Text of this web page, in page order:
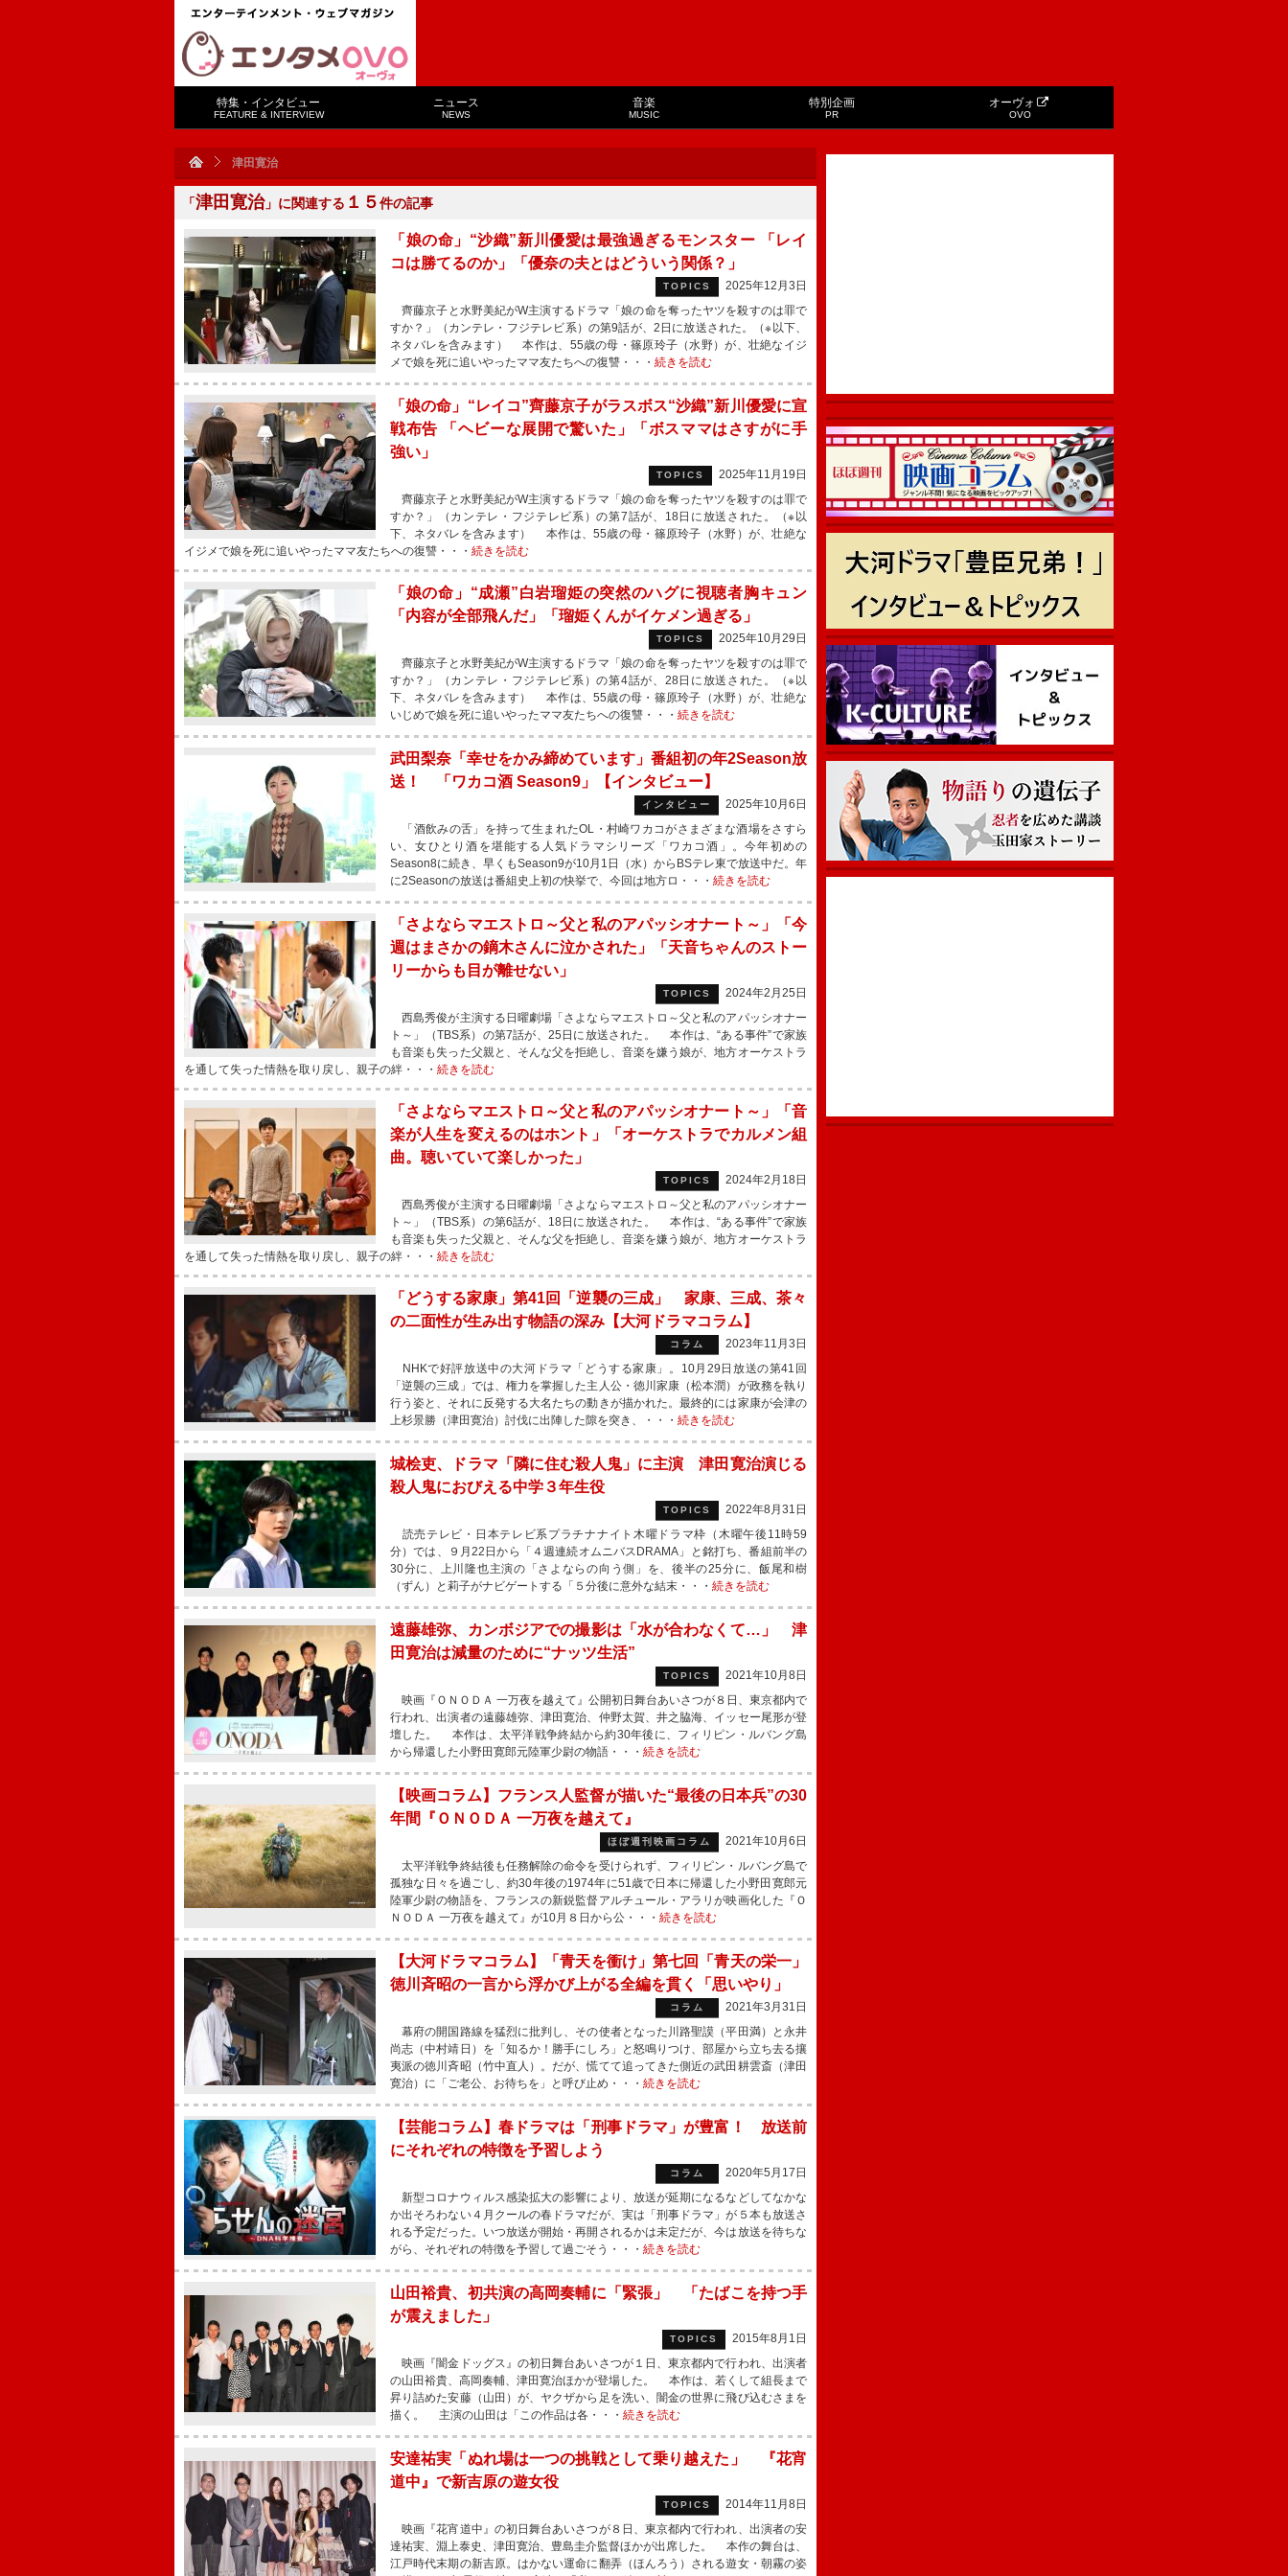
特集・インタビュー
FEATURE & INTERVIEW
ニュース
NEWS
音楽
MUSIC
特別企画
PR
オーヴォ
OVO
津田寛治
「津田寛治」に関連する １５件の記事
「娘の命」“沙織”新川優愛は最強過ぎるモンスター 「レイ
コは勝てるのか」「優奈の夫とはどういう関係？」
TOPICS
2025年12月3日
齊藤京子と水野美紀がW主演するドラマ「娘の命を奪ったヤツを殺すのは罪で
すか？」（カンテレ・フジテレビ系）の第9話が、2日に放送された。（※以下、
ネタバレを含みます） 本作は、55歳の母・篠原玲子（水野）が、壮絶なイジ
メで娘を死に追いやったママ友たちへの復讐・・・ 続きを読む
「娘の命」“レイコ”齊藤京子がラスボス“沙織”新川優愛に宣
戦布告 「ヘビーな展開で驚いた」「ボスママはさすがに手
強い」
TOPICS
2025年11月19日
齊藤京子と水野美紀がW主演するドラマ「娘の命を奪ったヤツを殺すのは罪で
すか？」（カンテレ・フジテレビ系）の第7話が、18日に放送された。（※以
下、ネタバレを含みます） 本作は、55歳の母・篠原玲子（水野）が、壮絶な
イジメで娘を死に追いやったママ友たちへの復讐・・・ 続きを読む
「娘の命」“成瀬”白岩瑠姫の突然のハグに視聴者胸キュン
「内容が全部飛んだ」「瑠姫くんがイケメン過ぎる」
TOPICS
2025年10月29日
齊藤京子と水野美紀がW主演するドラマ「娘の命を奪ったヤツを殺すのは罪で
すか？」（カンテレ・フジテレビ系）の第4話が、28日に放送された。（※以
下、ネタバレを含みます） 本作は、55歳の母・篠原玲子（水野）が、壮絶な
いじめで娘を死に追いやったママ友たちへの復讐・・・ 続きを読む
武田梨奈「幸せをかみ締めています」番組初の年2Season放
送！ 「ワカコ酒 Season9」【インタビュー】
インタビュー
2025年10月6日
「酒飲みの舌」を持って生まれたOL・村崎ワカコがさまざまな酒場をさすら
い、女ひとり酒を堪能する人気ドラマシリーズ「ワカコ酒」。今年初めの
Season8に続き、早くもSeason9が10月1日（水）からBSテレ東で放送中だ。年
に2Seasonの放送は番組史上初の快挙で、今回は地方ロ・・・ 続きを読む
「さよならマエストロ～父と私のアパッシオナート～」「今
週はまさかの鏑木さんに泣かされた」「天音ちゃんのストー
リーからも目が離せない」
TOPICS
2024年2月25日
西島秀俊が主演する日曜劇場「さよならマエストロ～父と私のアパッシオナー
ト～」（TBS系）の第7話が、25日に放送された。 本作は、“ある事件”で家族
も音楽も失った父親と、そんな父を拒絶し、音楽を嫌う娘が、地方オーケストラ
を通して失った情熱を取り戻し、親子の絆・・・ 続きを読む
「さよならマエストロ～父と私のアパッシオナート～」「音
楽が人生を変えるのはホント」「オーケストラでカルメン組
曲。聴いていて楽しかった」
TOPICS
2024年2月18日
西島秀俊が主演する日曜劇場「さよならマエストロ～父と私のアパッシオナー
ト～」（TBS系）の第6話が、18日に放送された。 本作は、“ある事件”で家族
も音楽も失った父親と、そんな父を拒絶し、音楽を嫌う娘が、地方オーケストラ
を通して失った情熱を取り戻し、親子の絆・・・ 続きを読む
「どうする家康」第41回「逆襲の三成」 家康、三成、茶々
の二面性が生み出す物語の深み【大河ドラマコラム】
コラム
2023年11月3日
NHKで好評放送中の大河ドラマ「どうする家康」。10月29日放送の第41回
「逆襲の三成」では、権力を掌握した主人公・徳川家康（松本潤）が政務を執り
行う姿と、それに反発する大名たちの動きが描かれた。最終的には家康が会津の
上杉景勝（津田寛治）討伐に出陣した隙を突き、・・・ 続きを読む
城桧吏、ドラマ「隣に住む殺人鬼」に主演 津田寛治演じる
殺人鬼におびえる中学３年生役
TOPICS
2022年8月31日
読売テレビ・日本テレビ系プラチナナイト木曜ドラマ枠（木曜午後11時59
分）では、９月22日から「４週連続オムニバスDRAMA」と銘打ち、番組前半の
30分に、上川隆也主演の「さよならの向う側」を、後半の25分に、飯尾和樹
（ずん）と莉子がナビゲートする「５分後に意外な結末・・・ 続きを読む
遠藤雄弥、カンボジアでの撮影は「水が合わなくて…」 津
田寛治は減量のために“ナッツ生活”
TOPICS
2021年10月8日
映画『ＯＮＯＤＡ 一万夜を越えて』公開初日舞台あいさつが８日、東京都内で
行われ、出演者の遠藤雄弥、津田寛治、仲野太賀、井之脇海、イッセー尾形が登
壇した。 本作は、太平洋戦争終結から約30年後に、フィリピン・ルバング島
から帰還した小野田寛郎元陸軍少尉の物語・・・ 続きを読む
【映画コラム】フランス人監督が描いた“最後の日本兵”の30
年間『ＯＮＯＤＡ 一万夜を越えて』
ほぼ週刊映画コラム
2021年10月6日
太平洋戦争終結後も任務解除の命令を受けられず、フィリピン・ルバング島で
孤独な日々を過ごし、約30年後の1974年に51歳で日本に帰還した小野田寛郎元
陸軍少尉の物語を、フランスの新鋭監督アルチュール・アラリが映画化した『Ｏ
ＮＯＤＡ 一万夜を越えて』が10月８日から公・・・ 続きを読む
【大河ドラマコラム】「青天を衝け」第七回「青天の栄一」
徳川斉昭の一言から浮かび上がる全編を貫く「思いやり」
コラム
2021年3月31日
幕府の開国路線を猛烈に批判し、その使者となった川路聖謨（平田満）と永井
尚志（中村靖日）を「知るか！勝手にしろ」と怒鳴りつけ、部屋から立ち去る攘
夷派の徳川斉昭（竹中直人）。だが、慌てて追ってきた側近の武田耕雲斎（津田
寛治）に「ご老公、お待ちを」と呼び止め・・・ 続きを読む
【芸能コラム】春ドラマは「刑事ドラマ」が豊富！ 放送前
にそれぞれの特徴を予習しよう
コラム
2020年5月17日
新型コロナウィルス感染拡大の影響により、放送が延期になるなどしてなかな
か出そろわない４月クールの春ドラマだが、実は「刑事ドラマ」が５本も放送さ
れる予定だった。いつ放送が開始・再開されるかは未定だが、今は放送を待ちな
がら、それぞれの特徴を予習して過ごそう・・・ 続きを読む
山田裕貴、初共演の高岡奏輔に「緊張」 「たばこを持つ手
が震えました」
TOPICS
2015年8月1日
映画『闇金ドッグス』の初日舞台あいさつが１日、東京都内で行われ、出演者
の山田裕貴、高岡奏輔、津田寛治ほかが登場した。 本作は、若くして組長まで
昇り詰めた安藤（山田）が、ヤクザから足を洗い、闇金の世界に飛び込むさまを
描く。 主演の山田は「この作品は各・・・ 続きを読む
安達祐実「ぬれ場は一つの挑戦として乗り越えた」 『花宵
道中』で新吉原の遊女役
TOPICS
2014年11月8日
映画『花宵道中』の初日舞台あいさつが８日、東京都内で行われ、出演者の安
達祐実、淵上泰史、津田寛治、豊島圭介監督ほかが出席した。 本作の舞台は、
江戸時代末期の新吉原。はかない運命に翻弄（ほんろう）される遊女・朝霧の姿